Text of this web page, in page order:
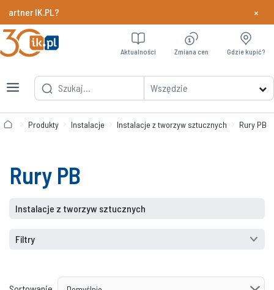
IK.PL? Dowiedz
×
Wszędzie
Aktualności Zmiana cen Gdzie kupić?
Produkty Instalacje Instalacje z tworzyw sztucznych Rury PB
Rury PB
Instalacje z tworzyw sztucznych
Filtry